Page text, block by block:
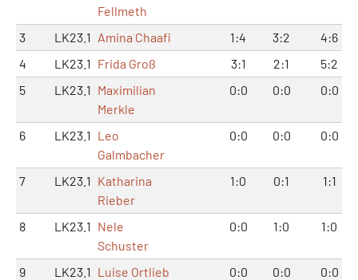
Fellmeth
3 LK23.1 Amina Chaafi 1:4 3:2
4:6
4
LK23.1 Frida Groß 3:1 2:1
5:2
5
LK23.1 Maximilian
Merkle
0:0 0:0 0:0
6 LK23.1 Leo
Galmbacher
0:0 0:0 0:0
7 LK23.1 Katharina
Rieber
1:0 0:1 1:1
8 LK23.1 Nele
Schuster
0:0 1:0 1:0
9 LK23.1 Luise Ortlieb 0:0 0:0
0:0